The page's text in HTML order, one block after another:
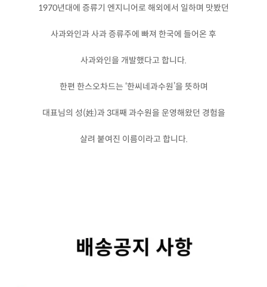
1970년대에 증류기 엔지니어로 해외에서 일하며 맛봤던
사과와인과 사과 증류주에 빠져 한국에 들어온 후
사과와인을 개발했다고 합니다.
한편 한스오차드는 ‘한씨네과수원’을 뜻하며
대표님의 성(姓)과 3대째 과수원을 운영해왔던 경험을
살려 붙여진 이름이라고 합니다.